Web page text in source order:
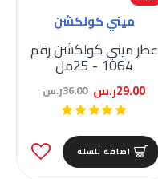
ميني كولكشن
عطر ميني كولكشن رقم
1064 - 25مل
29.00ر.س 36.00ر.س
اضافة للسلة